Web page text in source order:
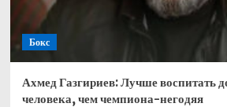
Бокс
Ахмед Газгириев: Лучше воспитать
человека, чем чемпиона-негодяя